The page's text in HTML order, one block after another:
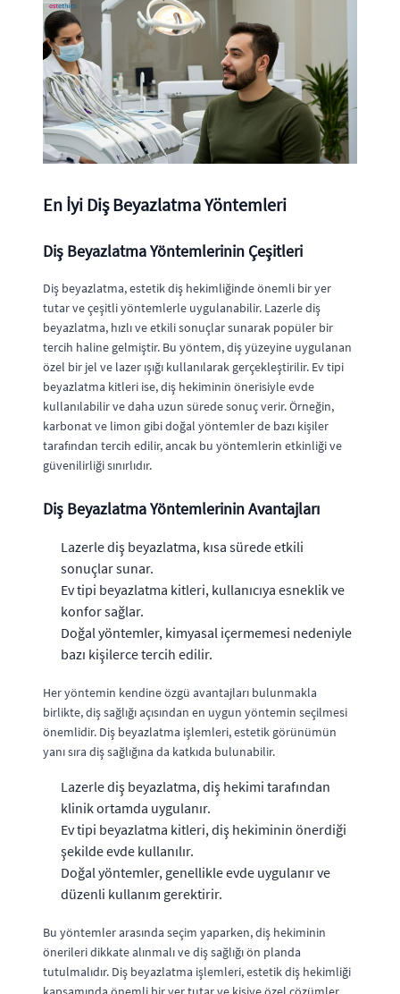
En İyi Diş Beyazlatma Yöntemleri
Diş Beyazlatma Yöntemlerinin Çeşitleri
Diş beyazlatma, estetik diş hekimliğinde önemli bir yer
tutar ve çeşitli yöntemlerle uygulanabilir. Lazerle diş
beyazlatma, hızlı ve etkili sonuçlar sunarak popüler bir
tercih haline gelmiştir. Bu yöntem, diş yüzeyine uygulanan
özel bir jel ve lazer ışığı kullanılarak gerçekleştirilir. Ev tipi
beyazlatma kitleri ise, diş hekiminin önerisiyle evde
kullanılabilir ve daha uzun sürede sonuç verir. Örneğin,
karbonat ve limon gibi doğal yöntemler de bazı kişiler
tarafından tercih edilir, ancak bu yöntemlerin etkinliği ve
güvenilirliği sınırlıdır.
Diş Beyazlatma Yöntemlerinin Avantajları
Lazerle diş beyazlatma, kısa sürede etkili
sonuçlar sunar.
Ev tipi beyazlatma kitleri, kullanıcıya esneklik ve
konfor sağlar.
Doğal yöntemler, kimyasal içermemesi nedeniyle
bazı kişilerce tercih edilir.
Her yöntemin kendine özgü avantajları bulunmakla
birlikte, diş sağlığı açısından en uygun yöntemin seçilmesi
önemlidir. Diş beyazlatma işlemleri, estetik görünümün
yanı sıra diş sağlığına da katkıda bulunabilir.
Lazerle diş beyazlatma, diş hekimi tarafından
klinik ortamda uygulanır.
Ev tipi beyazlatma kitleri, diş hekiminin önerdiği
şekilde evde kullanılır.
Doğal yöntemler, genellikle evde uygulanır ve
düzenli kullanım gerektirir.
Bu yöntemler arasında seçim yaparken, diş hekiminin
önerileri dikkate alınmalı ve diş sağlığı ön planda
tutulmalıdır. Diş beyazlatma işlemleri, estetik diş hekimliği